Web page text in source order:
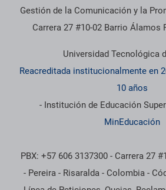
Gestión de la Comunicación y la
Carrera 27 #10-02 Barrio Álamos
Universidad Tecnológica
Reacreditada institucionalmente en
10 años
- Institución de Educación
MinEducación
PBX: +57 606 3137300 - Carrera 27
- Pereira - Risaralda - Colombia -